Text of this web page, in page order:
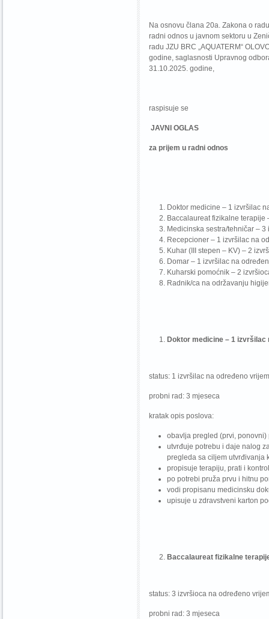
Na osnovu člana 20a. Zakona o
radni odnos u javnom sektoru u
radu JZU BRC „AQUATERM“
godine, saglasnosti Upravnog
31.10.2025. godine,
raspisuje se
JAVNI OGLAS
za prijem u radni odnos
Doktor medicine – 1 izvršilac
Baccalaureat fizikalne
Medicinska sestra/tehničar –
Recepcioner – 1 izvršilac na
Kuhar (III stepen – KV) – 2
Domar – 1 izvršilac na
Kuharski pomoćnik – 2
Radnik/ca na održavanju
Doktor medicine – 1 izvršilac
status: 1 izvršilac na određeno
probni rad: 3 mjeseca
kratak opis poslova:
obavlja pregled (prvi, ponovni)
utvrđuje potrebu i daje nalog
pregleda sa ciljem utvrđivanja
propisuje terapiju, prati i
po potrebi pruža prvu i hitnu
vodi propisanu medicinsku
upisuje u zdravstveni karton
Baccalaureat fizikalne
status: 3 izvršioca na određeno
probni rad: 3 mjeseca